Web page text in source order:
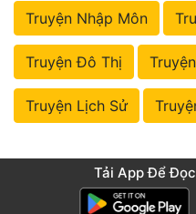
Truyện Nhập Môn
Truyện Đô Thị
Truyện Lịch Sử
Tải App Để